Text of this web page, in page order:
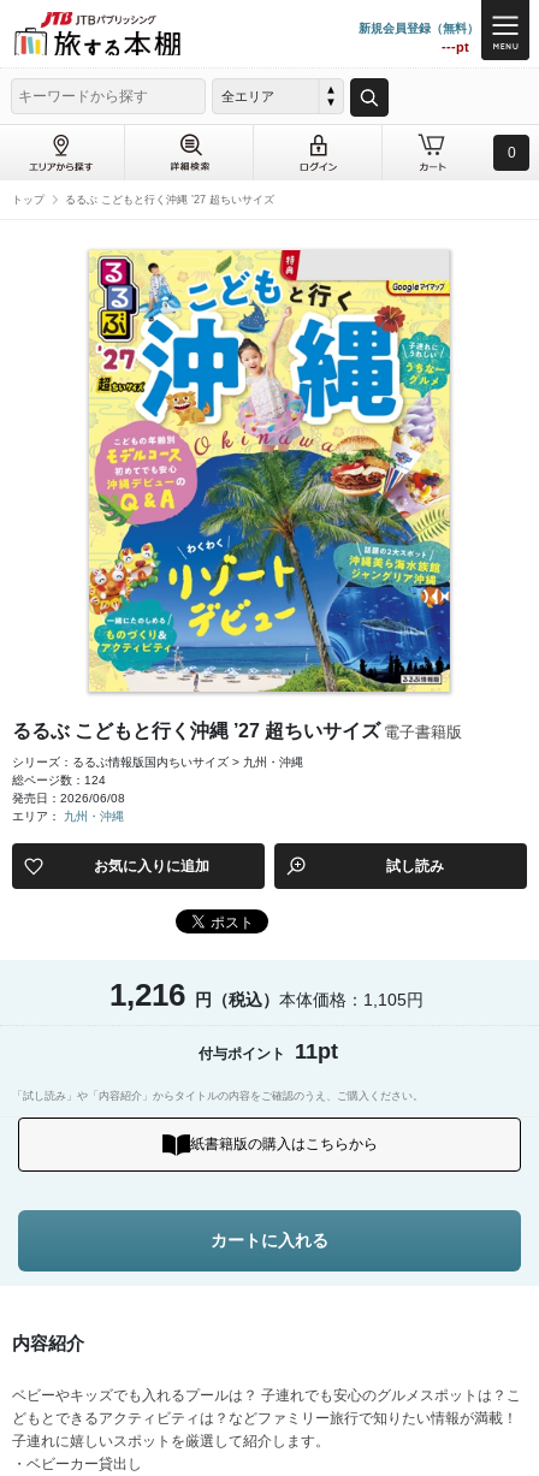
新規会員登録（無料）
---pt
全エリア
0
トップ るるぶ こどもと行く沖縄 ’27 超ちいサイズ
るるぶ こどもと行く沖縄 ’27 超ちいサイズ 電子書籍版
シリーズ：るるぶ情報版国内ちいサイズ > 九州・沖縄
総ページ数：124
発売日：2026/06/08
エリア： 九州・沖縄
お気に入りに追加 試し読み
1,216 円（税込） 本体価格：1,105円
付与ポイント 11pt
「試し読み」や「内容紹介」からタイトルの内容をご確認のうえ、ご購入ください。
紙書籍版の購入はこちらから
カートに入れる
内容紹介
ベビーやキッズでも入れるプールは？ 子連れでも安心のグルメスポットは？こ
どもとできるアクティビティは？などファミリー旅行で知りたい情報が満載！
子連れに嬉しいスポットを厳選して紹介します。
・ベビーカー貸出し